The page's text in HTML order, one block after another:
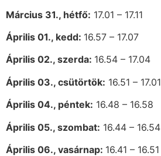
Március 31., hétfő: 17.01 – 17.11
Április 01., kedd: 16.57 – 17.07
Április 02., szerda: 16.54 – 17.04
Április 03., csütörtök: 16.51 – 17.01
Április 04., péntek: 16.48 – 16.58
Április 05., szombat: 16.44 – 16.54
Április 06., vasárnap: 16.41 – 16.51